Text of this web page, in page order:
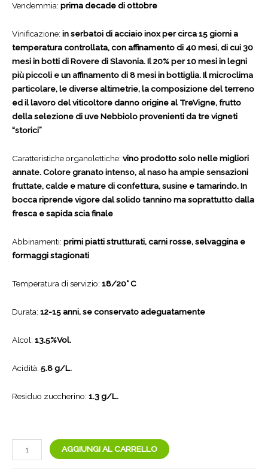
Vendemmia: prima decade di ottobre
Vinificazione: in serbatoi di acciaio inox per circa 15 giorni a
temperatura controllata, con affinamento di 40 mesi, di cui 30
mesi in botti di Rovere di Slavonia. Il 20% per 10 mesi in legni
più piccoli e un affinamento di 8 mesi in bottiglia. Il microclima
particolare, le diverse altimetrie, la composizione del terreno
ed il lavoro del viticoltore danno origine al TreVigne, frutto
della selezione di uve Nebbiolo provenienti da tre vigneti
“storici”
Caratteristiche organolettiche: vino prodotto solo nelle migliori
annate. Colore granato intenso, al naso ha ampie sensazioni
fruttate, calde e mature di confettura, susine e tamarindo. In
bocca riprende vigore dal solido tannino ma soprattutto dalla
fresca e sapida scia finale
Abbinamenti: primi piatti strutturati, carni rosse, selvaggina e
formaggi stagionati
Temperatura di servizio: 18/20° C
Durata: 12-15 anni, se conservato adeguatamente
Alcol: 13.5%Vol.
Acidità: 5.8 g/L.
Residuo zuccherino: 1.3 g/L.
D.O.C.G.
AGGIUNGI AL CARRELLO